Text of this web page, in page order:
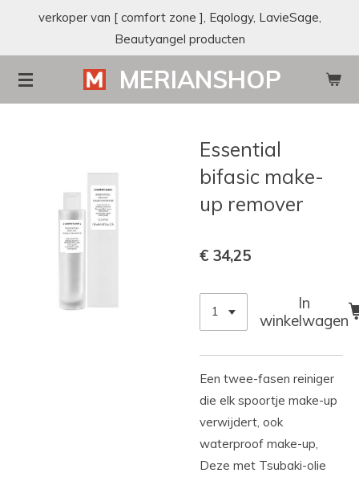
de
hoofdinhoud
MERIANSHOP
verkoper van [ comfort zone ], Eqology, LavieSage,
Beautyangel producten
Essential
bifasic make-
up remover
€ 34,25
In
winkelwagen
Een twee-fasen reiniger
die elk spoortje make-up
verwijdert, ook
waterproof make-up,
Deze met Tsubaki-olie